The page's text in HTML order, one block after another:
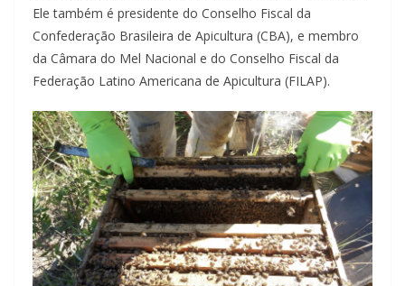
Ele também é presidente do Conselho Fiscal da
Confederação Brasileira de Apicultura (CBA), e membro
da Câmara do Mel Nacional e do Conselho Fiscal da
Federação Latino Americana de Apicultura (FILAP).